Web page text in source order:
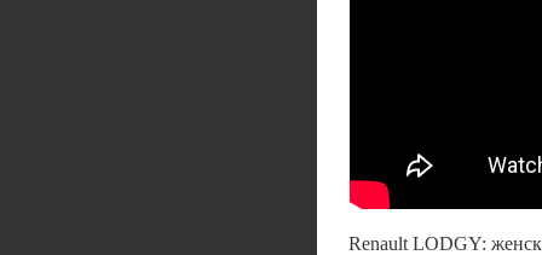
Renault LODGY: